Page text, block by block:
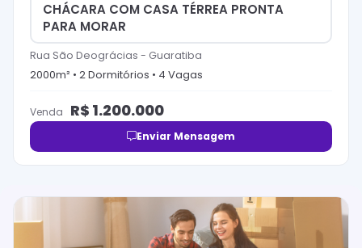
CHÁCARA COM CASA TÉRREA PRONTA
PARA MORAR
Rua São Deográcias - Guaratiba
2000m² • 2Dormitórios • 4 Vagas
Venda R$ 1.200.000
Enviar Mensagem